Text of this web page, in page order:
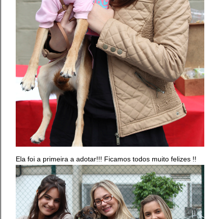
Ela foi a primeira a adotar!!! Ficamos todos muito felizes !!